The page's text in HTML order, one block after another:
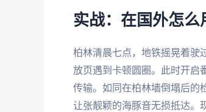
实战：在国外怎么
柏林清晨七点，地铁摇晃着驶
放页遇到卡顿圆圈。此时开启
传输。如同在柏林墙倒塌后的
让张靓颖的海豚音无损抵达